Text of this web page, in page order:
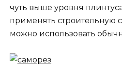
чуть выше уровня
применять строительную
можно использовать